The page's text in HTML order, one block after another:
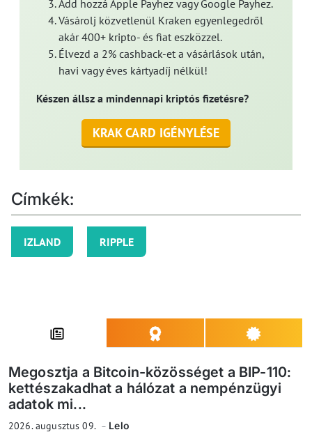
Add hozzá Apple Payhez vagy Google Payhez.
Vásárolj közvetlenül Kraken egyenlegedről
akár 400+ kripto- és fiat eszközzel.
Élvezd a 2% cashback-et a vásárlások után,
havi vagy éves kártyadíj nélkül!
Készen állsz a mindennapi kriptós fizetésre?
KRAK CARD IGÉNYLÉSE
Címkék:
IZLAND RIPPLE
Megosztja a Bitcoin-közösséget a BIP-110:
kettészakadhat a hálózat a nempénzügyi
adatok mi...
2026. augusztus 09. Lelo